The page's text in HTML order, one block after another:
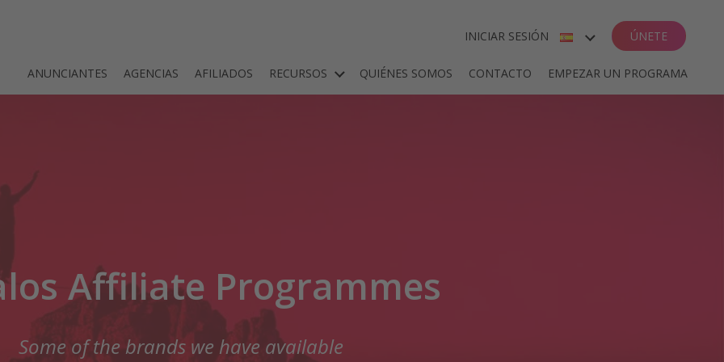
ANUNCIANTES AGENCIAS AFILIADOS RECURSOS QUIÉNES SOMOS CONTACTO EMPEZAR UN PROGRAMA
INICIAR SESIÓN
ENGLISH
ÚNETE
Affiliate Programmes
Some of the brands we have available